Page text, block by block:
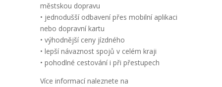
městskou dopravu
• jednodušší odbavení přes mobilní aplikaci
nebo dopravní kartu
• výhodnější ceny jízdného
• lepší návaznost spojů v celém kraji
• pohodlné cestování i při přestupech
Více informací naleznete na